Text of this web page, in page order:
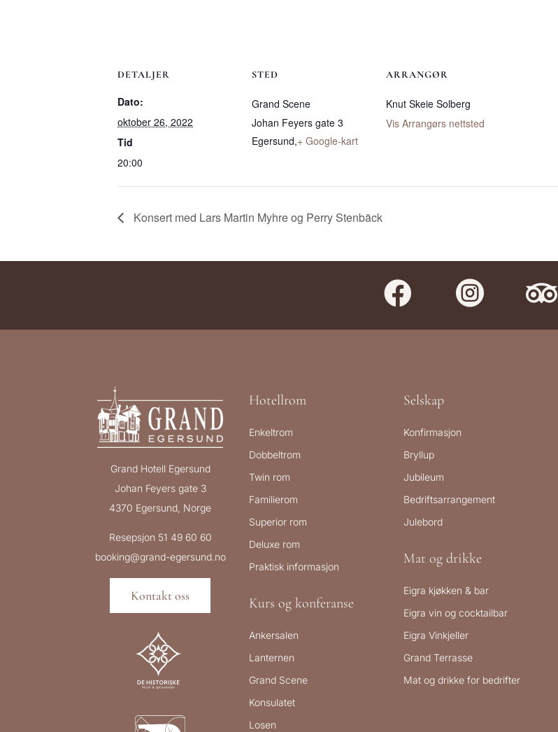
DETALJER
Dato:
oktober 26, 2022
Tid
20:00
STED
Grand Scene
Johan Feyers gate 3
Egersund,+ Google-kart
ARRANGØR
Knut Skeie Solberg
Vis Arrangørs nettsted
Konsert med Lars Martin Myhre og Perry Stenbäck
  
Grand Hotell Egersund
Johan Feyers gate 3
4370 Egersund, Norge
Resepsjon 51 49 60 60
booking@grand-egersund.no
Kontakt oss
Hotellrom
Enkeltrom
Dobbeltrom
Twin rom
Familierom
Superior rom
Deluxe rom
Praktisk informasjon
Kurs og konferanse
Ankersalen
Lanternen
Grand Scene
Konsulatet
Losen
Selskap
Konfirmasjon
Bryllup
Jubileum
Bedriftsarrangement
Julebord
Mat og drikke
Eigra kjøkken & bar
Eigra vin og cocktailbar
Eigra Vinkjeller
Grand Terrasse
Mat og drikke for bedrifter